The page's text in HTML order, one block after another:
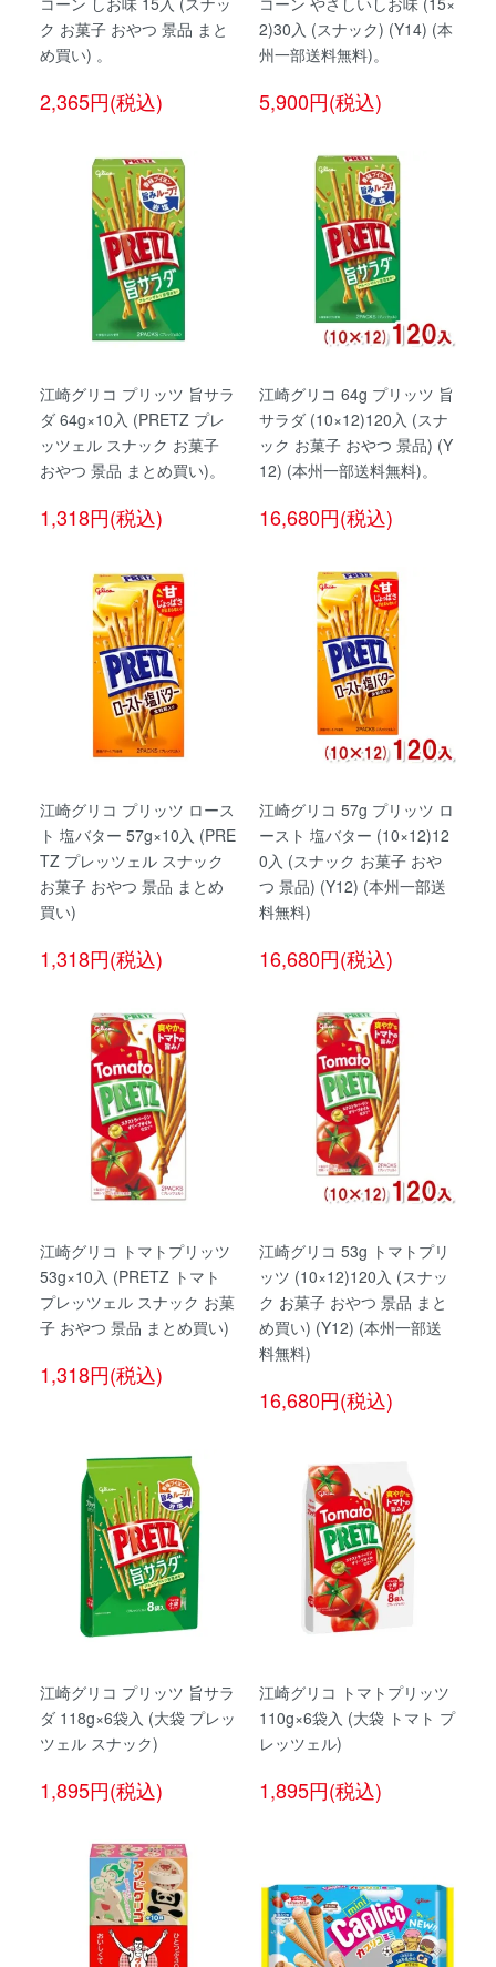
ク お菓子 おやつ 景品 まと
め買い) 。
2,365円(税込)
2)30入 (スナック) (Y14) (本
州一部送料無料)。
5,900円(税込)
江崎グリコ プリッツ 旨サラ
ダ 64g×10入 (PRETZ プレ
ッツェル スナック お菓子
おやつ 景品 まとめ買い)。
1,318円(税込)
江崎グリコ 64g プリッツ 旨
サラダ (10×12)120入 (スナ
ック お菓子 おやつ 景品) (Y
12) (本州一部送料無料)。
16,680円(税込)
江崎グリコ プリッツ ロース
ト 塩バター 57g×10入 (PRE
TZ プレッツェル スナック
お菓子 おやつ 景品 まとめ
買い)
1,318円(税込)
江崎グリコ 57g プリッツ ロ
ースト 塩バター (10×12)12
0入 (スナック お菓子 おや
つ 景品) (Y12) (本州一部送
料無料)
16,680円(税込)
江崎グリコ トマトプリッツ
53g×10入 (PRETZ トマト
プレッツェル スナック お菓
子 おやつ 景品 まとめ買い)
1,318円(税込)
江崎グリコ 53g トマトプリ
ッツ (10×12)120入 (スナッ
ク お菓子 おやつ 景品 まと
め買い) (Y12) (本州一部送
料無料)
16,680円(税込)
江崎グリコ プリッツ 旨サラ
ダ 118g×6袋入 (大袋 プレッ
ツェル スナック)
1,895円(税込)
江崎グリコ トマトプリッツ
110g×6袋入 (大袋 トマト プ
レッツェル)
1,895円(税込)